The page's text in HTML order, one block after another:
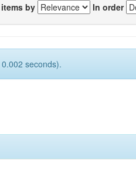
by In order
seconds).